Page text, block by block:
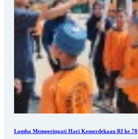
Lomba Memperingati Hari Kemerdekaan RI ke 78